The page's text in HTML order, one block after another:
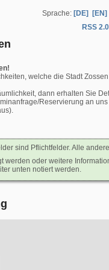
Sprache: [DE] [EN]
RSS 2.0
welche die Stadt
dann erhalten Sie
Reservierung an
sind Pflichtfelder. Alle
werden oder weitere
unten notiert werden.